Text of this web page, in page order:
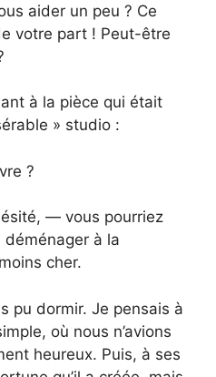
aider un peu ? Ce
votre part ! Peut-être
à la pièce qui était
» studio :
?
— vous pourriez
à la
cher.
pu dormir. Je pensais à
où nous n’avions
heureux. Puis, à ses